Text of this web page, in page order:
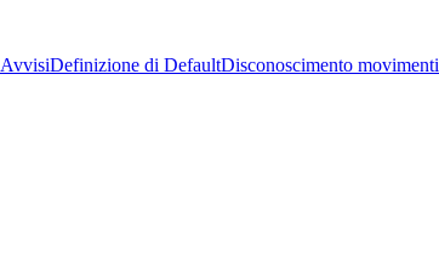
AvvisiDefinizione di DefaultDisconoscimento movimenti